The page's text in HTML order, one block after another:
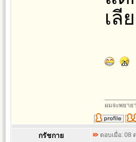
เลี
ผมจะพยาย
กรัชกาย ตอบเมื่อ: 08